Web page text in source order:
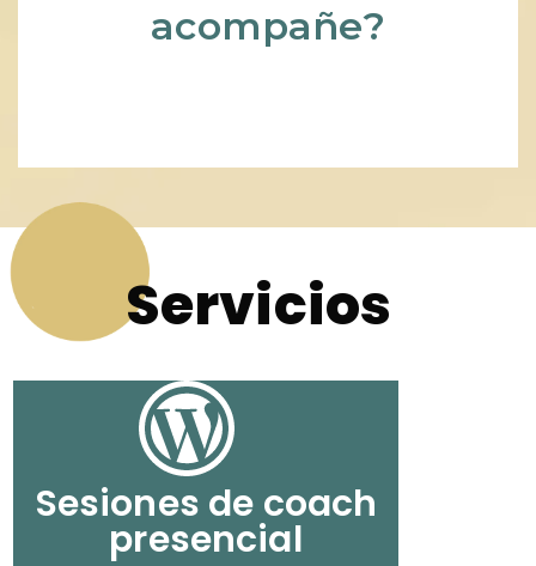
acompañe?
Servicios
Sesiones de coach
presencial